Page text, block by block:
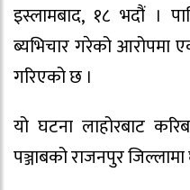
इस्लामबाद, १८ भदौं ।
ब्यभिचार गरेको आरोपमा
गरिएको छ ।
यो घटना लाहोरबाट
पञ्जाबको राजनपुर